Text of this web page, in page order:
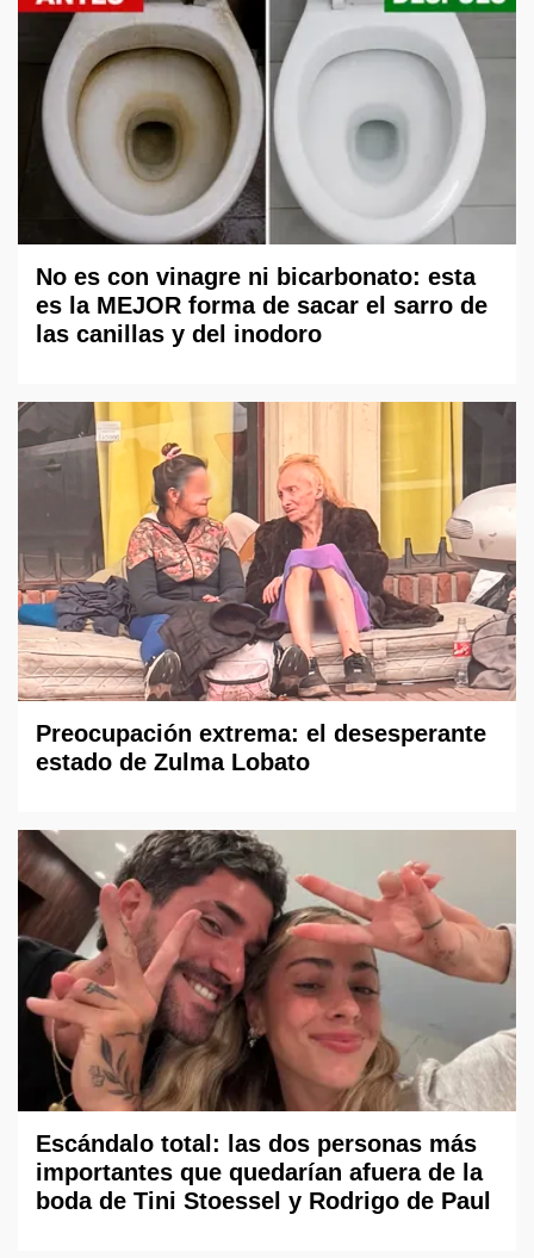
No es con vinagre ni bicarbonato: esta
es la MEJOR forma de sacar el sarro de
las canillas y del inodoro
Preocupación extrema: el desesperante
estado de Zulma Lobato
Escándalo total: las dos personas más
importantes que quedarían afuera de la
boda de Tini Stoessel y Rodrigo de Paul